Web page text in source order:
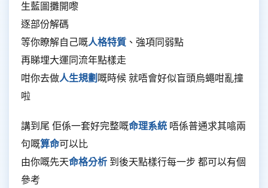
生藍圖攤開嚟
逐部份解碼
等你瞭解自己嘅人格特質 、強項同弱點
再睇埋大運同流年點樣走
咁你去做人生規劃嘅時候 就唔會好似盲頭烏蠅咁亂撞
啦
講到尾 佢係一套好完整嘅命理系統 唔係普通求其噏兩
句嘅算命可以比
由你嘅先天命格分析 到後天點樣行每一步 都可以有個
參考